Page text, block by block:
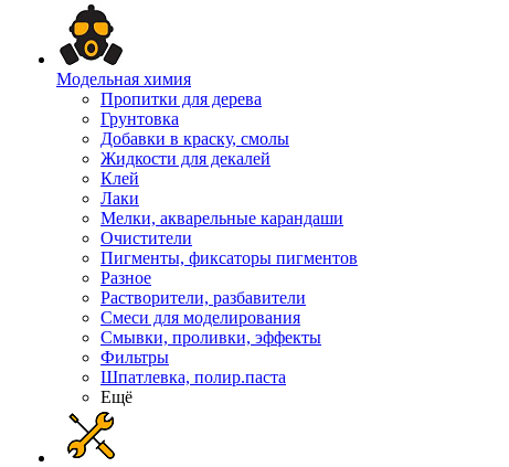
Модельная химия
Пропитки для дерева
Грунтовка
Добавки в краску, смолы
Жидкости для декалей
Клей
Лаки
Мелки, акварельные карандаши
Очистители
Пигменты, фиксаторы пигментов
Разное
Растворители, разбавители
Смеси для моделирования
Смывки, проливки, эффекты
Фильтры
Шпатлевка, полир.паста
Ещё